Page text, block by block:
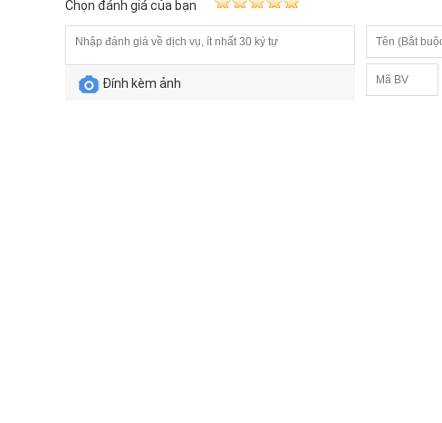
Chọn đánh giá của bạn
Đính kèm ảnh